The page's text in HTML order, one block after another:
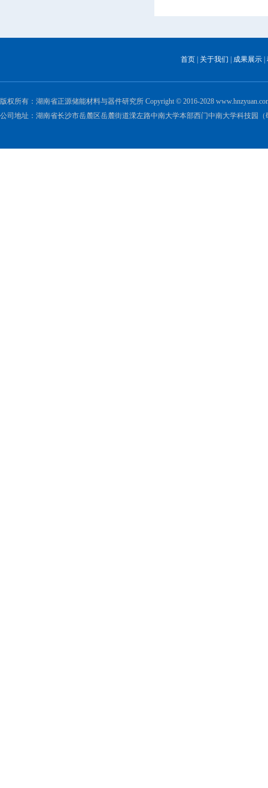
首页 关于我们 成果展示
版权所有：湖南省正源储能材料与器件研究所 Copyright © 2016-2028
公司地址：湖南省长沙市岳麓区岳麓街道溁左路中南大学本部西门中南大学科技园